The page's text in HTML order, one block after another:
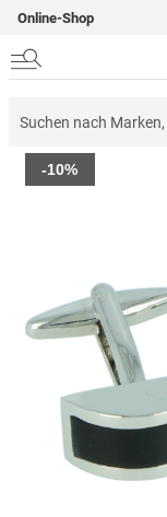
Online-Shop
Zum
Ende
-10%